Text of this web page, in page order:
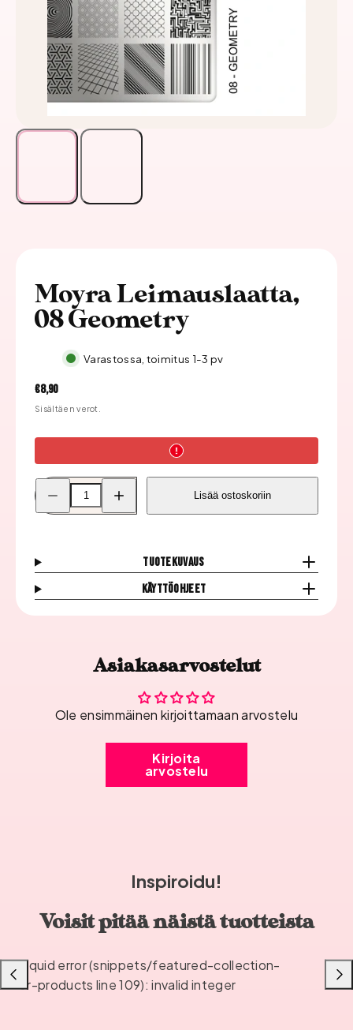
Moyra Leimauslaatta,
08 Geometry
Varastossa, toimitus 1-3 pv
Hinta
€8,90
Sisältäen verot.
Pienennä
Moyra
Leimauslaatta,
Moyra
Leimauslaatta,
Lisää ostoskoriin
Tuotekuvaus
Käyttöohjeet
Asiakasarvostelut
Ole ensimmäinen kirjoittamaan arvostelu
Kirjoita
arvostelu
Inspiroidu!
Voisit pitää näistä tuotteista
Liquid error (snippets/featured-collection-
or-products line 109): invalid integer
Liu'uta
vasemmalle